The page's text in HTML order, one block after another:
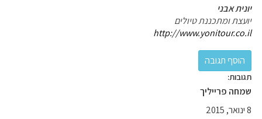
יונית אבני
יועצת ומתכננת טיולים
http://www.yonitour.co.il
תגובות:
שמחה פרייליך
8 ינואר, 2015